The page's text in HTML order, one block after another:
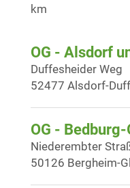
km
OG - Alsdorf
Duffesheider Weg
52477 Alsdorf-
OG -
Niederembter
50126 Bergheim-